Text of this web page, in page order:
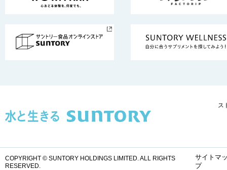
ス
COPYRIGHT © SUNTORY HOLDINGS LIMITED. ALL RIGHTS
RESERVED.
サイトマ
プ